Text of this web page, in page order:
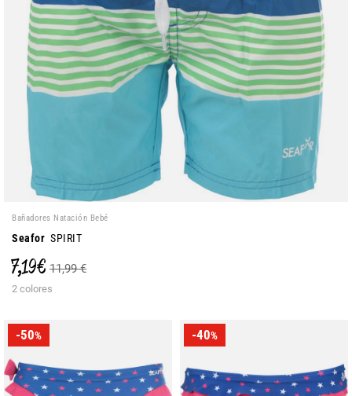
Bañadores Natación Bebé
Seafor SPIRIT
7,19 € 11,99 €
2 colores
-50% -40%